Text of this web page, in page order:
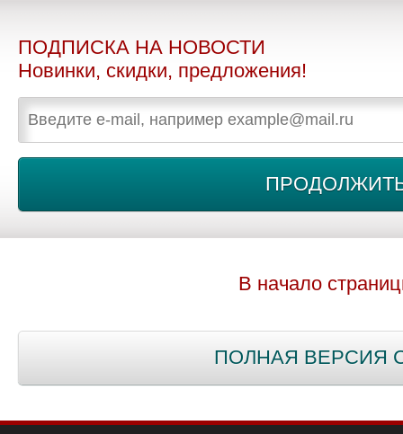
ПОДПИСКА НА НОВОСТИ
Новинки, скидки, предложения!
В начало
ПОЛНАЯ ВЕРСИЯ